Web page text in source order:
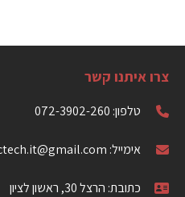
צרו איתנו קשר
טלפון: 072-3902-260
אימייל: tictech.it@gmail.com
כתובת: הרצל 30, ראשון לציון